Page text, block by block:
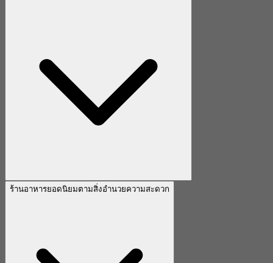
ร้านอาหารยอดนิยมตามสิ่งอำนวยความสะดวก